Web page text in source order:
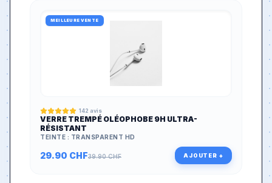
MEILLEURE VENTE
142 avis
VERRE TREMPÉ OLÉOPHOBE 9H ULTRA-
RÉSISTANT
TEINTE : TRANSPARENT HD
29.90 CHF39.90CHF AJOUTER +